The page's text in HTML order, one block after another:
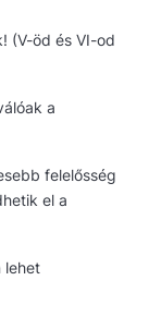
(V-öd és VI-od
a
felelősség
el a
lehet